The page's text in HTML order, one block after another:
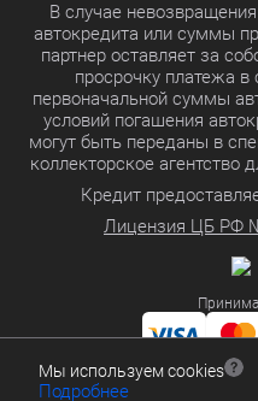
В случае
автокредита или суммы
партнер оставляет за
просрочку платежа
первоначальной суммы
условий погашения
могут быть переданы в
коллекторское агентство
Кредит
Лицензия ЦБ РФ
Политика в отношении
Мы используем cookies
Подробнее